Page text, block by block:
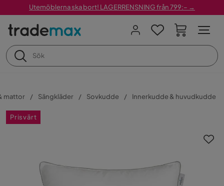
Utemöblerna ska bort! LAGERRENSNING från 799:– →
mattor Sängkläder Sovkudde Innerkudde & huvudkudde
Prisvärt